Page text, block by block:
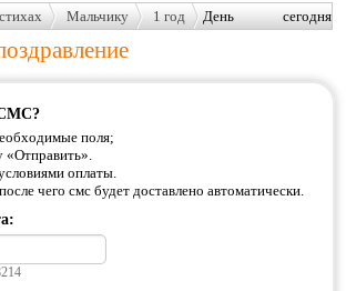
Мальчику 1 год
День сегодня
СМС?
поля;
«Отправить».
оплаты.
чего смс будет доставлено автоматически.